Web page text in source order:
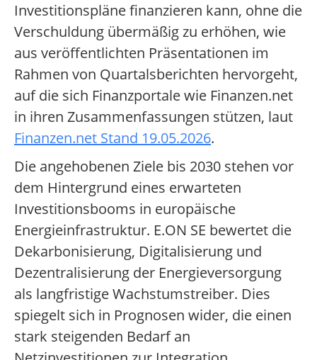
Investitionspläne finanzieren kann, ohne die
Verschuldung übermäßig zu erhöhen, wie
aus veröffentlichten Präsentationen im
Rahmen von Quartalsberichten hervorgeht,
auf die sich Finanzportale wie Finanzen.net
in ihren Zusammenfassungen stützen, laut
Finanzen.net Stand 19.05.2026.
Die angehobenen Ziele bis 2030 stehen vor
dem Hintergrund eines erwarteten
Investitionsbooms in europäische
Energieinfrastruktur. E.ON SE bewertet die
Dekarbonisierung, Digitalisierung und
Dezentralisierung der Energieversorgung
als langfristige Wachstumstreiber. Dies
spiegelt sich in Prognosen wider, die einen
stark steigenden Bedarf an